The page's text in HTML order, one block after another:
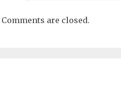
Comments are closed.